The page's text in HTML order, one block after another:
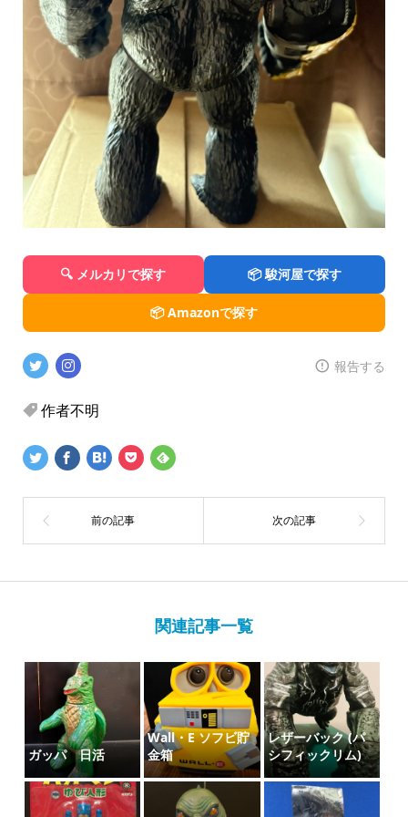
🔍 メルカリで探す 📦 駿河屋で探す
📦 Amazonで探す
報告する
作者不明
関連記事一覧
ガッパ 日活
Wall・E ソフビ貯
金箱
レザーバック (パ
シフィックリム)